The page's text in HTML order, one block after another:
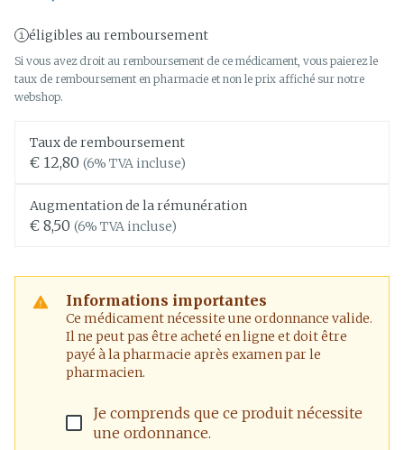
éligibles au remboursement
Si vous avez droit au remboursement de ce médicament, vous paierez le
taux de remboursement en pharmacie et non le prix affiché sur notre
webshop.
Taux de remboursement
€ 12,80 (6% TVA incluse)
Augmentation de la rémunération
€ 8,50 (6% TVA incluse)
Informations importantes
Ce médicament nécessite une ordonnance valide.
Il ne peut pas être acheté en ligne et doit être
payé à la pharmacie après examen par le
pharmacien.
Je comprends que ce produit nécessite
une ordonnance.